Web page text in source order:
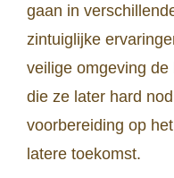
gaan in
zintuiglijke
veilige omgeving
die ze later hard
voorbereiding op
latere toekomst.